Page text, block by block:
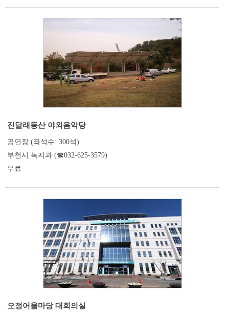
진달래동산 야외음악당
공연장 (좌석수: 300석)
부천시 녹지과 (☎032-625-3579)
무료
오정어울마당 대회의실